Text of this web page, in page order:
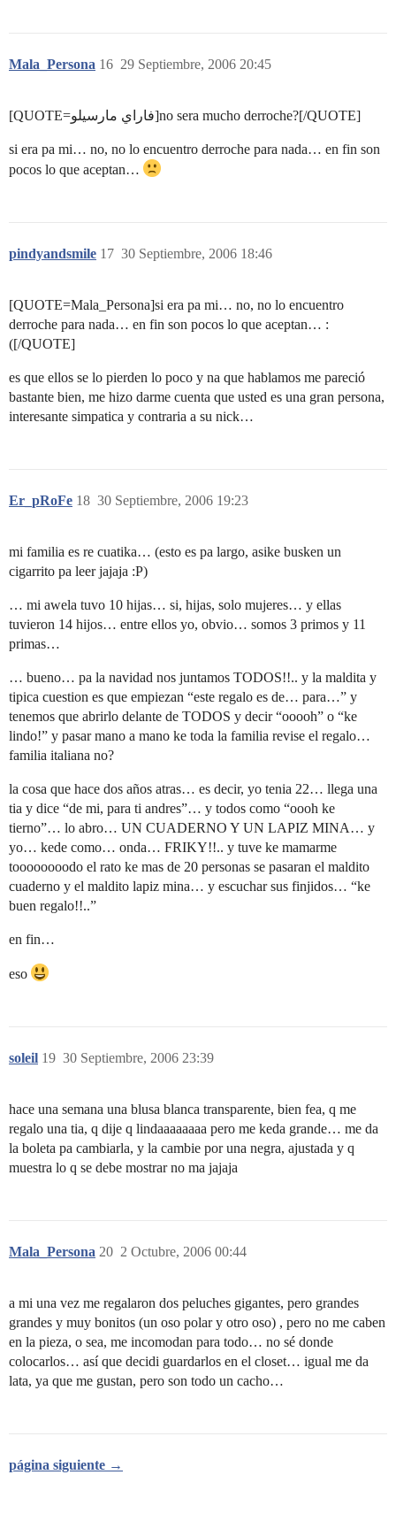
Mala_Persona 29 Septiembre, 2006 20:45
16
[QUOTE=فاراي مارسيلو]no sera mucho derroche?[/QUOTE]
si era pa mi… no, no lo encuentro derroche para nada… en fin son
pocos lo que aceptan…
pindyandsmile 30 Septiembre, 2006 18:46
17
[QUOTE=Mala_Persona]si era pa mi… no, no lo encuentro
derroche para nada… en fin son pocos lo que aceptan… :
([/QUOTE]
es que ellos se lo pierden lo poco y na que hablamos me pareció
bastante bien, me hizo darme cuenta que usted es una gran persona,
interesante simpatica y contraria a su nick…
Er_pRoFe 30 Septiembre, 2006 19:23
18
mi familia es re cuatika… (esto es pa largo, asike busken un
cigarrito pa leer jajaja :P)
… mi awela tuvo 10 hijas… si, hijas, solo mujeres… y ellas
tuvieron 14 hijos… entre ellos yo, obvio… somos 3 primos y 11
primas…
… bueno… pa la navidad nos juntamos TODOS!!.. y la maldita y
tipica cuestion es que empiezan “este regalo es de… para…” y
tenemos que abrirlo delante de TODOS y decir “ooooh” o “ke
lindo!” y pasar mano a mano ke toda la familia revise el regalo…
familia italiana no?
la cosa que hace dos años atras… es decir, yo tenia 22… llega una
tia y dice “de mi, para ti andres”… y todos como “oooh ke
tierno”… lo abro… UN CUADERNO Y UN LAPIZ MINA… y
yo… kede como… onda… FRIKY!!.. y tuve ke mamarme
toooooooodo el rato ke mas de 20 personas se pasaran el maldito
cuaderno y el maldito lapiz mina… y escuchar sus finjidos… “ke
buen regalo!!..”
en fin…
eso
soleil 30 Septiembre, 2006 23:39
19
hace una semana una blusa blanca transparente, bien fea, q me
regalo una tia, q dije q lindaaaaaaaa pero me keda grande… me da
la boleta pa cambiarla, y la cambie por una negra, ajustada y q
muestra lo q se debe mostrar no ma jajaja
Mala_Persona 2 Octubre, 2006 00:44
20
a mi una vez me regalaron dos peluches gigantes, pero grandes
grandes y muy bonitos (un oso polar y otro oso) , pero no me caben
en la pieza, o sea, me incomodan para todo… no sé donde
colocarlos… así que decidi guardarlos en el closet… igual me da
lata, ya que me gustan, pero son todo un cacho…
página siguiente →